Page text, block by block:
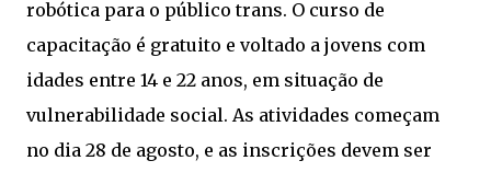
robótica para o público trans. O curso de
capacitação é gratuito e voltado a jovens com
idades entre 14 e 22 anos, em situação de
vulnerabilidade social. As atividades começam
no dia 28 de agosto, e as inscrições devem ser